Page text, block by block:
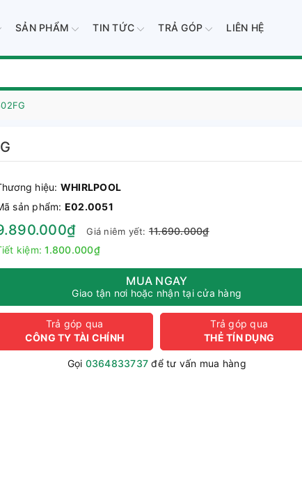
SẢN PHẨM TIN TỨC TRẢ GÓP LIÊN HỆ
hiệu: WHIRLPOOL
sản phẩm: E02.0051
Giá niêm yết: 11.690.000₫
kiệm:1.800.000₫
MUA NGAY
Giao tận nơi hoặc nhận tại cửa hàng
Trả góp qua
CÔNG TY TÀI CHÍNH
Trả góp qua
THẺ TÍN DỤNG
Gọi 0364833737 để tư vấn mua hàng